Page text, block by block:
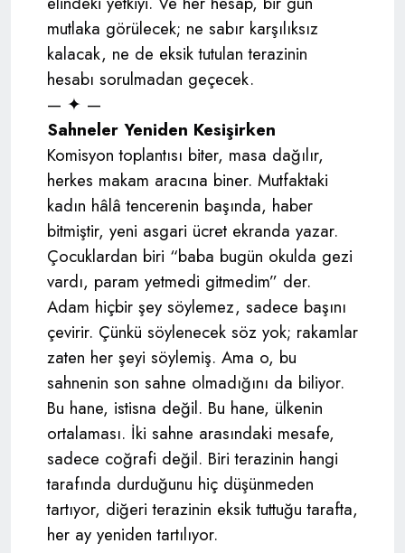
mutlaka görülecek; ne sabır karşılıksız
kalacak, ne de eksik tutulan terazinin
hesabı sorulmadan geçecek.
— ✦ —
Sahneler Yeniden Kesişirken
Komisyon toplantısı biter, masa dağılır,
herkes makam aracına biner. Mutfaktaki
kadın hâlâ tencerenin başında, haber
bitmiştir, yeni asgari ücret ekranda yazar.
Çocuklardan biri “baba bugün okulda gezi
vardı, param yetmedi gitmedim” der.
Adam hiçbir şey söylemez, sadece başını
çevirir. Çünkü söylenecek söz yok; rakamlar
zaten her şeyi söylemiş. Ama o, bu
sahnenin son sahne olmadığını da biliyor.
Bu hane, istisna değil. Bu hane, ülkenin
ortalaması. İki sahne arasındaki mesafe,
sadece coğrafi değil. Biri terazinin hangi
tarafında durduğunu hiç düşünmeden
tartıyor, diğeri terazinin eksik tuttuğu tarafta,
her ay yeniden tartılıyor.